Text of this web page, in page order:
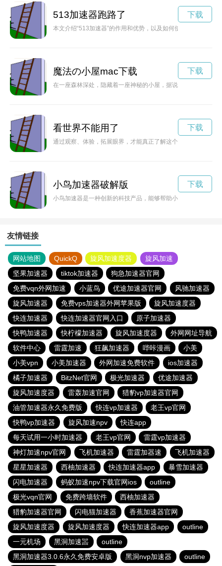
513加速器跑路了
本文介绍“513加速器”的作用和优势，以及如何使用513加速器
下载
魔法の小屋mac下载
在一座森林深处，隐藏着一座神秘的小屋，据说这里住着一个
下载
看世界不能用了
通过观察、体验，拓展眼界，才能真正了解这个世界。
下载
小鸟加速器破解版
小鸟加速器是一种创新的科技产品，能够帮助小鸟在飞行时提
下载
友情链接
网站地图 QuickQ 旋风加速度器
旋风加速
坚果加速器
tiktok加速器
狗急加速器官网
免费vqn外网加速
小蓝鸟 优途加速器官网
风驰加速器
旋风加速器
免费vps加速器外网苹果版
旋风加速度器
快连加速器
快连加速器官网入口
原子加速器
快鸭加速器
快柠檬加速器 旋风加速度器
外网网址导航
软件中心
雷霆加速 狂飙加速器 哔咔漫画
小美
小美vpn
小美加速器 外网加速免费软件
ios加速器
橘子加速器
BitzNet官网 极光加速器
优途加速器
旋风加速度器
雷轰加速官网
猎豹vp加速器官网
油管加速器永久免费版
快连vp加速器
老王vp官网
快鸭vp加速器
旋风加速npv
快连app
每天试用一小时加速器
老王vp官网
雷霆vp加速器
神灯加速npv官网
飞机加速器 雷霆加器速
飞机加速器
星星加速器
西柚加速器 快连加速器app
暴雪加速器
闪电加速器
蚂蚁加速npv下载官网ios
outline
极光vqn官网
免费跨墙软件
西柚加速器
猎豹加速器官网
闪电猫加速器
香蕉加速器官网
旋风加速度器
旋风加速度器 快连加速器app
outline
一元机场
黑洞加速噐
outline
黑洞加速器3.0.6永久免费安卓版
黑洞nvp加速器 outline